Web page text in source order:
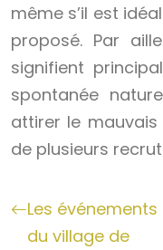
même s’il est
proposé. Par
signifient
spontanée
attirer le
de plusieurs
Les événements
du village de